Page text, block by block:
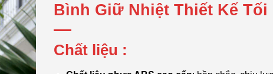
Bình Giữ Nhiệt Thiết Kế Tối
Chất liệu :